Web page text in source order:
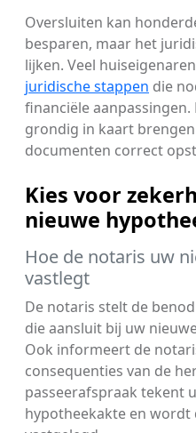
Oversluiten kan
besparen, maar het
lijken. Veel
juridische stappen die
financiële
grondig in kaart
documenten correct
Kies voor
nieuwe
Hoe de notaris uw
vastlegt
De notaris stelt de
die aansluit bij uw
Ook informeert de
consequenties van de
passeerafspraak tekent
hypotheekakte en